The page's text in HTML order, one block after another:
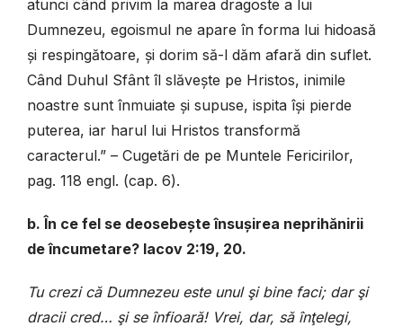
atunci când privim la marea dragoste a lui
Dumnezeu, egoismul ne apare în forma lui hidoasă
și respingătoare, și dorim să-l dăm afară din suflet.
Când Duhul Sfânt îl slăvește pe Hristos, inimile
noastre sunt înmuiate și supuse, ispita își pierde
puterea, iar harul lui Hristos transformă
caracterul.” – Cugetări de pe Muntele Fericirilor,
pag. 118 engl. (cap. 6).
b. În ce fel se deosebește însușirea neprihănirii
de încumetare? Iacov 2:19, 20.
Tu crezi că Dumnezeu este unul şi bine faci; dar şi
dracii cred… şi se înfioară! Vrei, dar, să înţelegi,